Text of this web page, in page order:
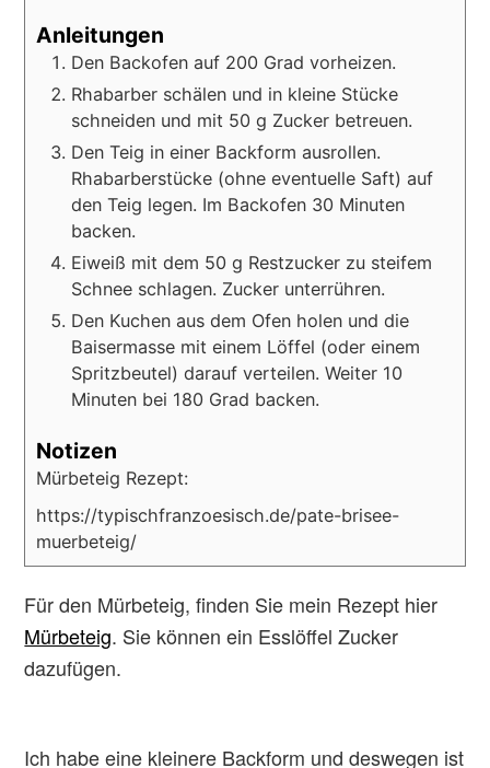
Anleitungen
Den Backofen auf 200 Grad vorheizen.
Rhabarber schälen und in kleine Stücke
schneiden und mit 50 g Zucker betreuen.
Den Teig in einer Backform ausrollen.
Rhabarberstücke (ohne eventuelle Saft) auf
den Teig legen. Im Backofen 30 Minuten
backen.
Eiweiß mit dem 50 g Restzucker zu steifem
Schnee schlagen. Zucker unterrühren.
Den Kuchen aus dem Ofen holen und die
Baisermasse mit einem Löffel (oder einem
Spritzbeutel) darauf verteilen. Weiter 10
Minuten bei 180 Grad backen.
Notizen
Mürbeteig Rezept:
https://typischfranzoesisch.de/pate-brisee-
muerbeteig/
Für den Mürbeteig, finden Sie mein Rezept hier
Mürbeteig. Sie können ein Esslöffel Zucker
dazufügen.
Ich habe eine kleinere Backform und deswegen ist